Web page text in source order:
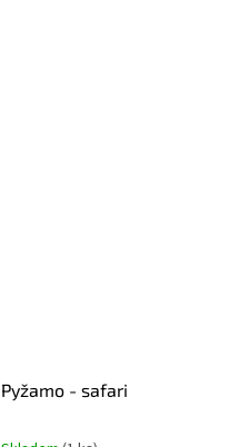
Pyžamo - safari